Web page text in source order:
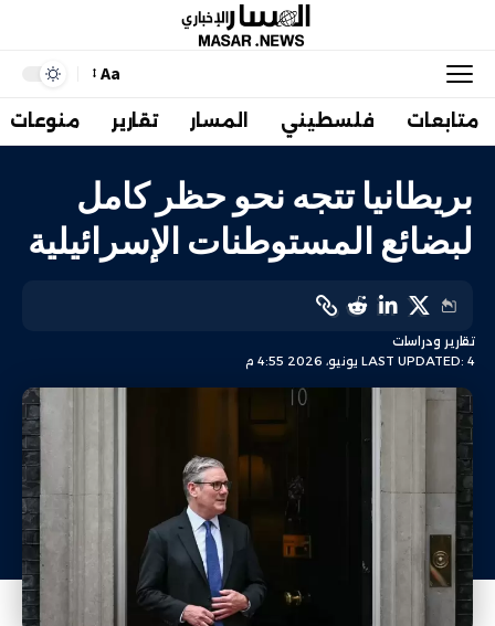
Aa
متابعات فلسطيني المسار تقارير منوعات
بريطانيا تتجه نحو حظر كامل
لبضائع المستوطنات الإسرائيلية
LAST UPDATED: 4 يونيو، 2026 4:55 م
تقارير ودراسات